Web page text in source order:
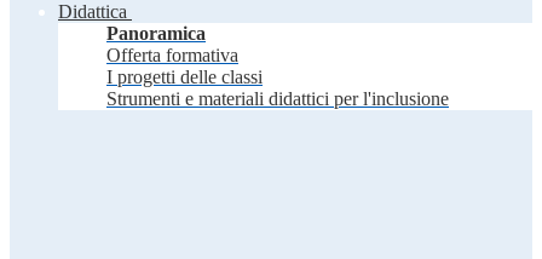
Didattica
Panoramica
Offerta formativa
I progetti delle classi
Strumenti e materiali didattici per l'inclusione